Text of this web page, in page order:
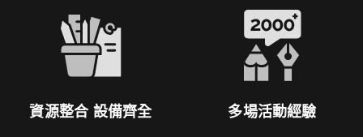
資源整合 設備齊全 多場活動經驗